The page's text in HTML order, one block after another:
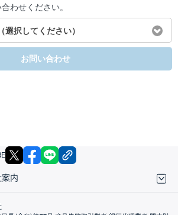
わせください。
（選択してください）
お問い合わせ
X facebook
案内
いて